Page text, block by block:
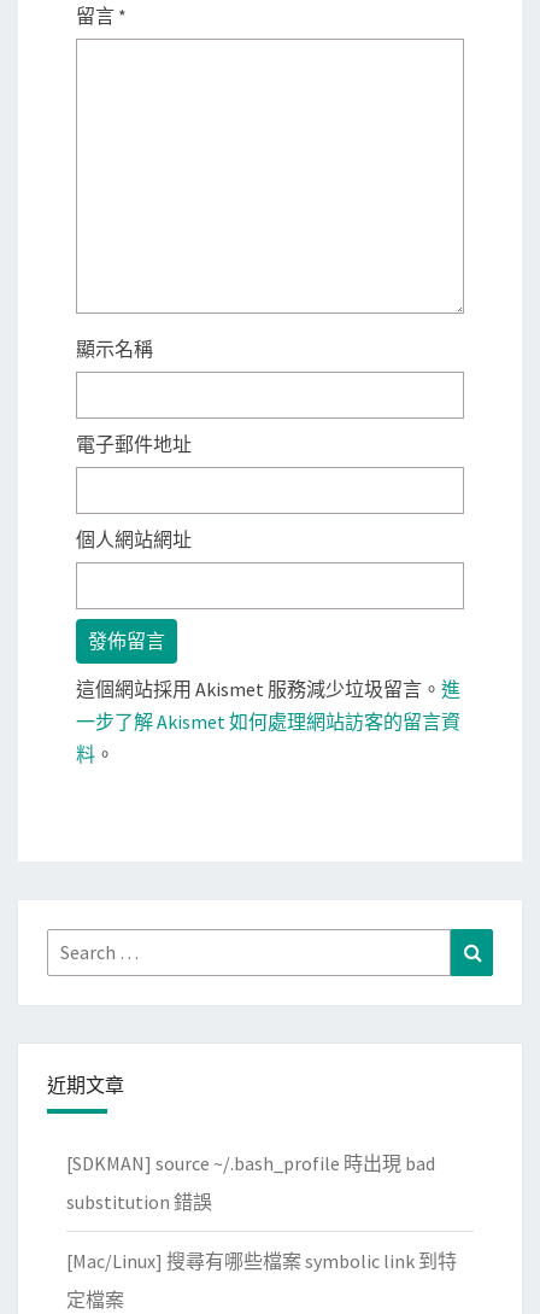
留言 *
顯示名稱
電子郵件地址
個人網站網址
這個網站採用 Akismet 服務減少垃圾留言。 進
一步了解 Akismet 如何處理網站訪客的留言資
料 。
Search
for:
近期文章
[SDKMAN] source ~/.bash_profile 時出現 bad
substitution 錯誤
[Mac/Linux] 搜尋有哪些檔案 symbolic link 到特
定檔案